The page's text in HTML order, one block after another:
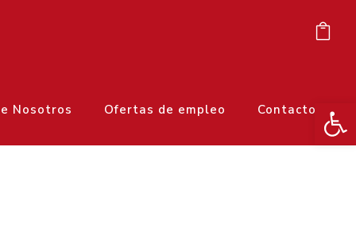
Nosotros Ofertas de empleo Contacto